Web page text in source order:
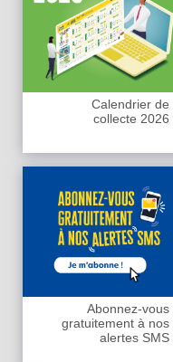
Calendrier de
collecte 2026
Abonnez-vous
gratuitement à nos
alertes SMS